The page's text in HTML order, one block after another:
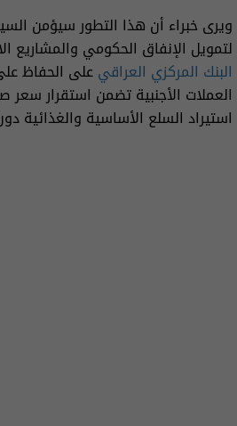
ويرى خبراء أن هذا التطور سيؤمن
لتمويل الإنفاق الحكومي والمشاريع
البنك المركزي العراقيعلى الحفاظ
العملات الأجنبية تضمن استقرار سعر
استيراد السلع الأساسية والغذائية